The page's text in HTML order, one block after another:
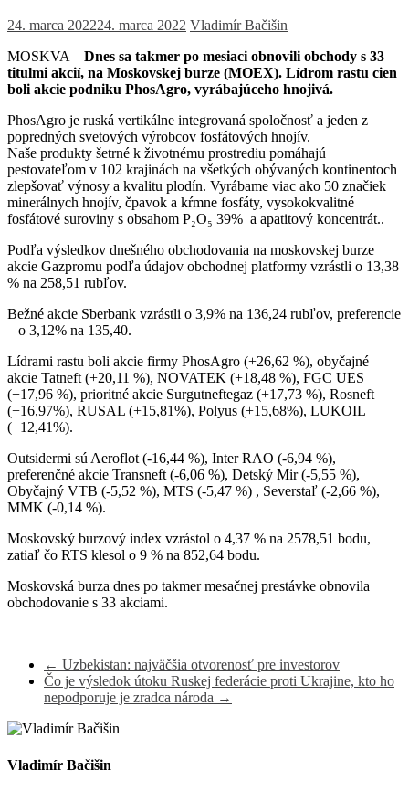
24. marca 202224. marca 2022 Vladimír Bačišin
MOSKVA – Dnes sa takmer po mesiaci obnovili obchody s 33
titulmi akcií, na Moskovskej burze (MOEX). Lídrom rastu cien
boli akcie podniku PhosAgro, vyrábajúceho hnojivá.
PhosAgro je ruská vertikálne integrovaná spoločnosť a jeden z
popredných svetových výrobcov fosfátových hnojív.
Naše produkty šetrné k životnému prostrediu pomáhajú
pestovateľom v 102 krajinách na všetkých obývaných kontinentoch
zlepšovať výnosy a kvalitu plodín. Vyrábame viac ako 50 značiek
minerálnych hnojív, čpavok a kŕmne fosfáty, vysokokvalitné
fosfátové suroviny s obsahom P₂O₅ 39% a apatitový koncentrát..
Podľa výsledkov dnešného obchodovania na moskovskej burze
akcie Gazpromu podľa údajov obchodnej platformy vzrástli o 13,38
% na 258,51 rubľov.
Bežné akcie Sberbank vzrástli o 3,9% na 136,24 rubľov, preferencie
– o 3,12% na 135,40.
Lídrami rastu boli akcie firmy PhosAgro (+26,62 %), obyčajné
akcie Tatneft (+20,11 %), NOVATEK (+18,48 %), FGC UES
(+17,96 %), prioritné akcie Surgutneftegaz (+17,73 %), Rosneft
(+16,97%), RUSAL (+15,81%), Polyus (+15,68%), LUKOIL
(+12,41%).
Outsidermi sú Aeroflot (-16,44 %), Inter RAO (-6,94 %),
preferenčné akcie Transneft (-6,06 %), Detský Mir (-5,55 %),
Obyčajný VTB (-5,52 %), MTS (-5,47 %) , Severstaľ (-2,66 %),
MMK (-0,14 %).
Moskovský burzový index vzrástol o 4,37 % na 2578,51 bodu,
zatiaľ čo RTS klesol o 9 % na 852,64 bodu.
Moskovská burza dnes po takmer mesačnej prestávke obnovila
obchodovanie s 33 akciami.
← Uzbekistan: najväčšia otvorenosť pre investorov
Čo je výsledok útoku Ruskej federácie proti Ukrajine, kto ho
nepodporuje je zradca národa →
Vladimír Bačišin